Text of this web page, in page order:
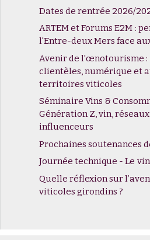
Dates de rentrée 2026/
ARTEM et Forums E2M :
l'Entre-deux Mers face
Avenir de l'œnotourisme :
clientèles, numérique et
territoires viticoles
Séminaire Vins &
Génération Z, vin,
influenceurs
Prochaines soutenances
Journée technique - Le
Quelle réflexion sur
viticoles girondins ?